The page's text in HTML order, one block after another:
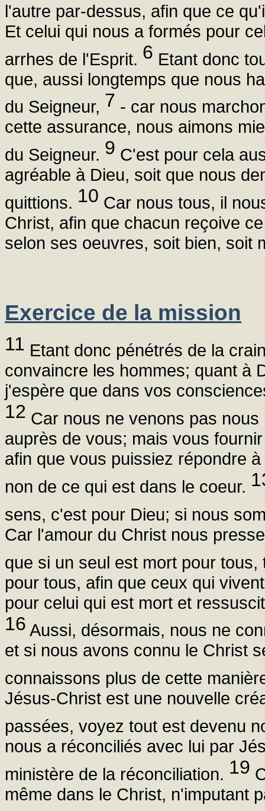
l'autre par-dessus, afin que ce
Et celui qui nous a formés pour
arrhes de l'Esprit. 6 Etant donc
que, aussi longtemps que nous
du Seigneur, 7 - car nous
cette assurance, nous aimons
du Seigneur. 9 C'est pour cela
agréable à Dieu, soit que nous
quittions. 10 Car nous tous, il
Christ, afin que chacun reçoive
selon ses oeuvres, soit bien, soit
Exercice de la mission
11 Etant donc pénétrés de la
convaincre les hommes; quant à
j'espère que dans vos
12 Car nous ne venons pas
auprès de vous; mais vous
afin que vous puissiez répondre
non de ce qui est dans le coeur.
sens, c'est pour Dieu; si nous
Car l'amour du Christ nous
que si un seul est mort pour
pour tous, afin que ceux qui
pour celui qui est mort et
16 Aussi, désormais, nous ne
et si nous avons connu le Christ
connaissons plus de cette
Jésus-Christ est une nouvelle
passées, voyez tout est devenu
nous a réconciliés avec lui par
ministère de la réconciliation. 19
même dans le Christ, n'imputant